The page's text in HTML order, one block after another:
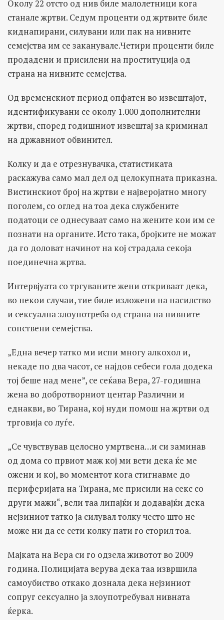
Околу 22 отсто од нив биле малолетници кога
станале жртви. Седум проценти од жртвите биле
киднапирани, силувани или пак на нивните
семејства им се заканувале.Четири проценти биле
продадени и присилени на проституција од
страна на нивните семејства.
Од временскиот период опфатен во извештајот,
идентификувани се околу 1.000 дополнителни
жртви, според годишниот извештај за криминал
на државниот обвинител.
Колку и да е отрезнувачка, статистиката
раскажува само мал дел од целокупната приказна.
Вистинскиот број на жртви е најверојатно многу
поголем, со оглед на тоа дека службените
податоци се однесуваат само на жените кои им се
познати на органите. Исто така, бројките не можат
да го доловат начинот на кој страдала секоја
поединечна жртва.
Интервјуата со тргуваните жени откриваат дека,
во некои случаи, тие биле изложени на насилство
и сексуална злоупотреба од страна на нивните
сопствени семејства.
„Една вечер татко ми испи многу алкохол и,
некаде по два часот, се најдов себеси гола додека
тој беше над мене”, се сеќава Вера, 27-годишна
жена во добротворниот центар Различни и
еднакви, во Тирана, кој нуди помош на жртви од
трговија со луѓе.
„Се чувствував целосно умртвена…и си заминав
од дома со првиот маж кој ми вети дека ќе ме
ожени и кој, во моментот кога стигнавме до
периферијата на Тирана, ме присили на секс со
други мажи“, вели таа липајќи и додавајќи дека
нејзиниот татко ја силувал толку често што не
може ни да се сети колку пати го сторил тоа.
Мајката на Вера си го одзела животот во 2009
година. Полицијата верува дека таа извршила
самоубиство откако дознала дека нејзиниот
сопруг сексуално ја злоупотребувал нивната
ќерка.